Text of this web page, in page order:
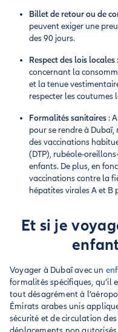
Billet de retour ou de
peuvent exiger une
des 90 jours.
Respect des lois locales
concernant la
et la tenue
respecter les coutumes
Formalités sanitaires:
pour se rendre à Dubaï,
des vaccinations
(DTP), rubéole-
enfants. De plus, en
vaccinations contre la
hépatites virales A et B
Et si je
Voyager à Dubaï avec un
formalités spécifiques, qu’il
tout désagrément à
Émirats arabes unis
sécurité et de circulation